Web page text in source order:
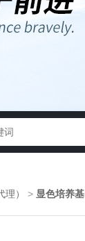
） > 显色培养基